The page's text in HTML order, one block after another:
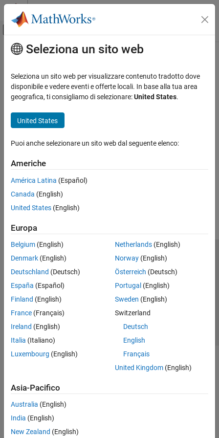
Vai al contenuto
Attiva/disattiva menu di navigazione
Pagina iniziale della documentazione
Contenuto principale
Seleziona un sito web
Seleziona un sito web per visualizzare contenuto tradotto dove
disponibile e vedere eventi e offerte locali. In base alla tua area
geografica, ti consigliamo di selezionare:United States.
United States
Puoi anche selezionare un sito web dal seguente elenco:
Americhe
América Latina (Español)
Canada (English)
United States (English)
Europa
Belgium (English)
Denmark (English)
Deutschland (Deutsch)
España (Español)
Finland (English)
France (Français)
Ireland (English)
Italia (Italiano)
Luxembourg (English)
Netherlands(English)
Norway(English)
Österreich (Deutsch)
Portugal (English)
Sweden (English)
Switzerland
Deutsch
English
Français
United Kingdom(English)
Asia-Pacifico
Australia (English)
India (English)
New Zealand (English)
Centro di fiducia
Informativa sulla privacy
Antipirateria
Stato dell'applicazione
Contatti
© 1994-2026 The MathWorks, Inc.